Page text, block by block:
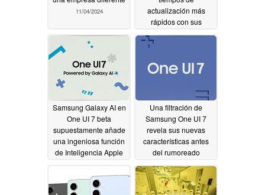
11/04/2024
actualización más
rápidos con sus
próximos smartphones
premium
Samsung Galaxy AI en
One UI 7 beta
supuestamente añade
una ingeniosa función
de Inteligencia Apple
Una filtración de
Samsung One UI 7
revela sus nuevas
características antes
del rumoreado
lanzamiento de la beta
11/02/2024